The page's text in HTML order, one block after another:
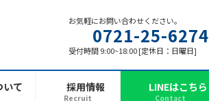
お気軽にお問い合わせください。
0721-25-6274
受付時間 9:00~18:00 [定休日：日曜日]
いて 採用情報
Recruit
LINEはこちら
Contact